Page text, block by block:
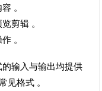
。
剪辑 。
。
输入与输出均提供
见格式 。